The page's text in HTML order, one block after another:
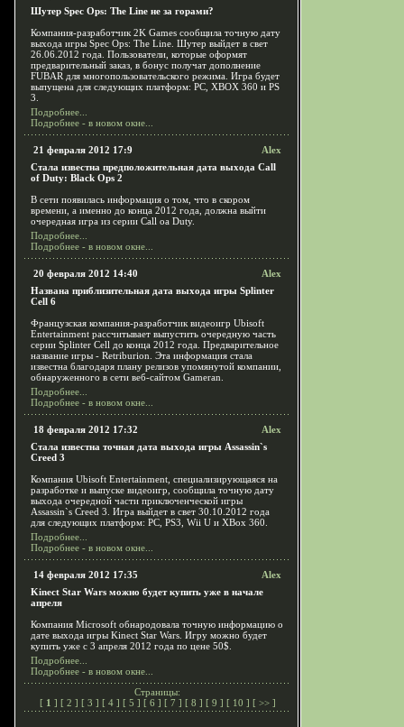
Шутер Spec Ops: The Line не за горами?
Компания-разработчик 2K Games сообщила точную дату
выхода игры Spec Ops: The Line. Шутер выйдет в свет
26.06.2012 года. Пользователи, которые оформят
предварительный заказ, в бонус получат дополнение
FUBAR для многопользовательского режима. Игра будет
выпущена для следующих платформ: PC, XBOX 360 и PS
3.
Подробнее...
Подробнее - в новом окне...
21 февраля 2012 17:9
Alex
Стала известна предположительная дата выхода Call
of Duty: Black Ops 2
В сети появилась информация о том, что в скором
времени, а именно до конца 2012 года, должна выйти
очередная игра из серии Call oа Duty.
Подробнее...
Подробнее - в новом окне...
20 февраля 2012 14:40
Alex
Названа приблизительная дата выхода игры Splinter
Cell 6
Французская компания-разработчик видеоигр Ubisoft
Entertainment рассчитывает выпустить очередную часть
серии Splinter Cell до конца 2012 года. Предварительное
название игры - Retriburion. Эта информация стала
известна благодаря плану релизов упомянутой компании,
обнаруженного в сети веб-сайтом Gameran.
Подробнее...
Подробнее - в новом окне...
18 февраля 2012 17:32
Alex
Стала известна точная дата выхода игры Assassin`s
Creed 3
Компания Ubisoft Entertainment, специализирующаяся на
разработке и выпуске видеоигр, сообщила точную дату
выхода очередной части приключенческой игры
Assassin`s Creed 3. Игра выйдет в свет 30.10.2012 года
для следующих платформ: PC, PS3, Wii U и XBox 360.
Подробнее...
Подробнее - в новом окне...
14 февраля 2012 17:35
Alex
Kinect Star Wars можно будет купить уже в начале
апреля
Компания Microsoft обнародовала точную информацию о
дате выхода игры Kinect Star Wars. Игру можно будет
купить уже с 3 апреля 2012 года по цене 50$.
Подробнее...
Подробнее - в новом окне...
Страницы:
[ 1 ] [ 2 ] [ 3 ] [ 4 ] [ 5 ] [ 6 ] [ 7 ] [ 8 ] [ 9 ] [ 10 ] [ >> ]